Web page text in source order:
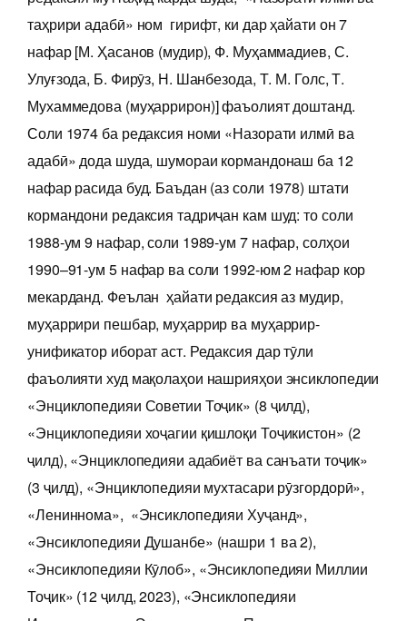
таҳрири адабӣ» ном гирифт, ки дар ҳайати он 7
нафар [М. Ҳасанов (мудир), Ф. Муҳаммадиев, С.
Улуғзода, Б. Фирӯз, Н. Шанбезода, Т. М. Голс, Т.
Мухаммедова (муҳаррирон)] фаъолият доштанд.
Соли 1974 ба редаксия номи «Назорати илмӣ ва
адабӣ» дода шуда, шумораи кормандонаш ба 12
нафар расида буд. Баъдан (аз соли 1978) штати
кормандони редаксия тадриҷан кам шуд: то соли
1988-ум 9 нафар, соли 1989-ум 7 нафар, солҳои
1990–91-ум 5 нафар ва соли 1992-юм 2 нафар кор
мекарданд. Феълан ҳайати редаксия аз мудир,
муҳаррири пешбар, муҳаррир ва муҳаррир-
унификатор иборат аст. Редаксия дар тӯли
фаъолияти худ мақолаҳои нашрияҳои энсиклопедии
«Энциклопедияи Советии Тоҷик» (8 ҷилд),
«Энциклопедияи хоҷагии қишлоқи Тоҷикистон» (2
ҷилд), «Энциклопедияи адабиёт ва санъати тоҷик»
(3 ҷилд), «Энциклопедияи мухтасари рӯзгордорӣ»,
«Лениннома», «Энсиклопедияи Хуҷанд»,
«Энсиклопедияи Душанбе» (нашри 1 ва 2),
«Энсиклопедияи Кӯлоб», «Энсиклопедияи Миллии
Тоҷик» (12 ҷилд, 2023), «Энсиклопедияи